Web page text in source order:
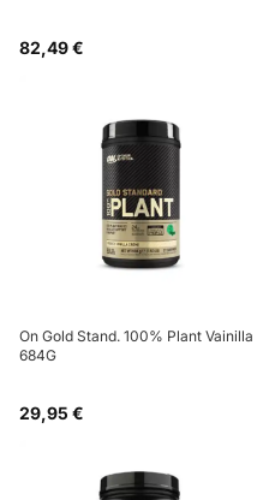
82,49 €
On Gold Stand. 100% Plant Vainilla
684G
29,95 €